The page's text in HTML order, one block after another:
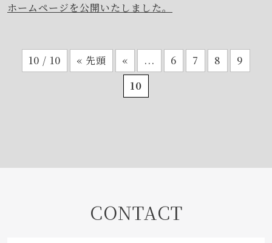
ホームページを公開いたしました。
10 / 10 « 先頭 « ... 6 7 8
9
10
CONTACT